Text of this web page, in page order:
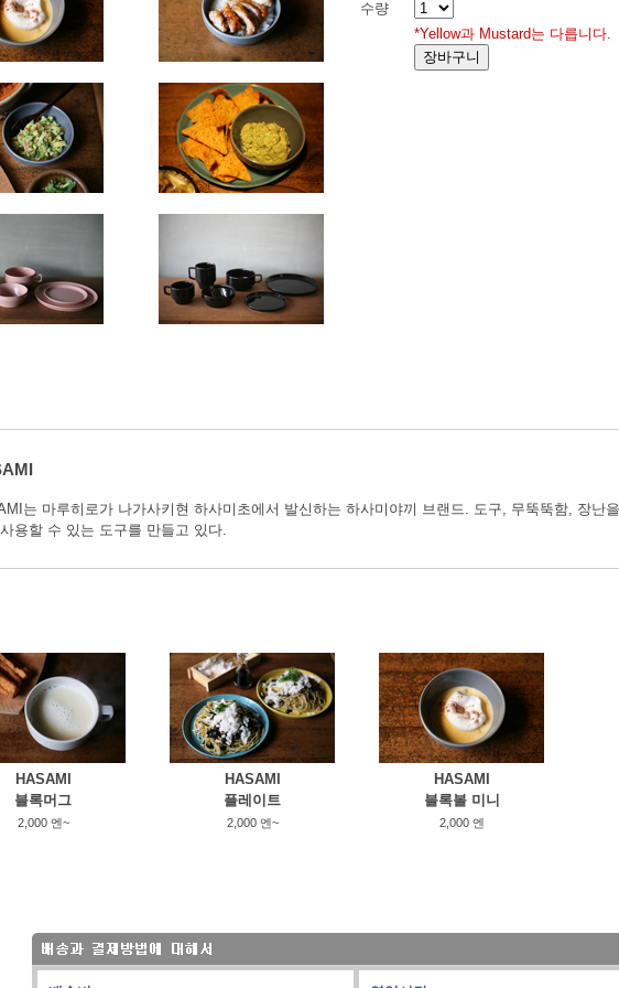
수량
*Yellow과 Mustard는 다릅니다.
는 마루히로가 나가사키현 하사미초에서 발신하는 하사미야끼 브랜드. 도구, 무뚝뚝함, 장난
용할 수 있는 도구를 만들고 있다.
HASAMI
블록머그
2,000 엔~
HASAMI
플레이트
2,000 엔~
HASAMI
블록볼 미니
2,000 엔